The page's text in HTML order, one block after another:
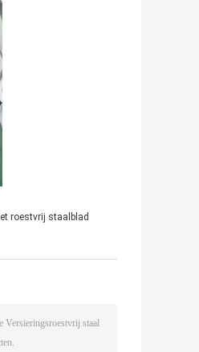
roestvrij staalblad